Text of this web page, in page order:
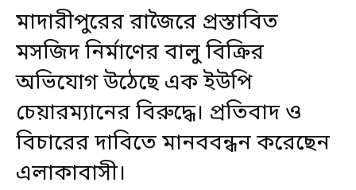
মাদারীপুরের রাজৈরে প্রস্তাবিত
মসজিদ নির্মাণের বালু বিক্রির
অভিযোগ উঠেছে এক ইউপি
চেয়ারম্যানের বিরুদ্ধে। প্রতিবাদ ও
বিচারের দাবিতে মানববন্ধন করেছেন
এলাকাবাসী।